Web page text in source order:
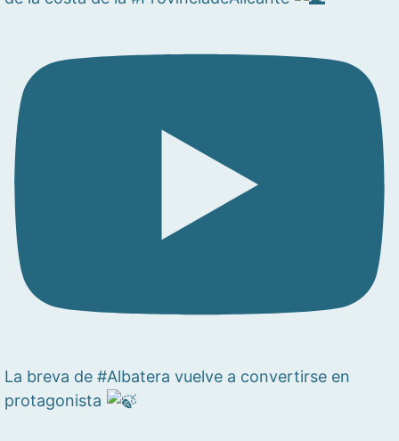
La breva de #Albatera vuelve a convertirse en
protagonista